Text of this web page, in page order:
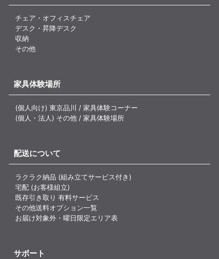
チェア・オフィスチェア
デスク・昇降デスク
収納
その他
家具体験場所
(個人向け) 東京品川 / 家具体験コーナー
(個人・法人) その他 / 家具体験場所
配送について
ラクラク納品 (組み立てサービス付き)
宅配 (お客様組立)
既存引き取り 有料サービス
その他送料オプション一覧
お届け対象外・曜日限定エリア表
サポート